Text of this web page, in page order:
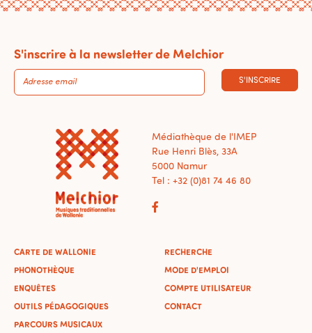
S'inscrire à la newsletter de Melchior
S'INSCRIRE
Médiathèque de l'IMEP
Rue Henri Blès, 33A
5000 Namur
Tel : +32 (0)81 74 46 80
CARTE DE WALLONIE
PHONOTHÈQUE
ENQUÊTES
OUTILS PÉDAGOGIQUES
PARCOURS MUSICAUX
RECHERCHE
MODE D'EMPLOI
COMPTE UTILISATEUR
CONTACT